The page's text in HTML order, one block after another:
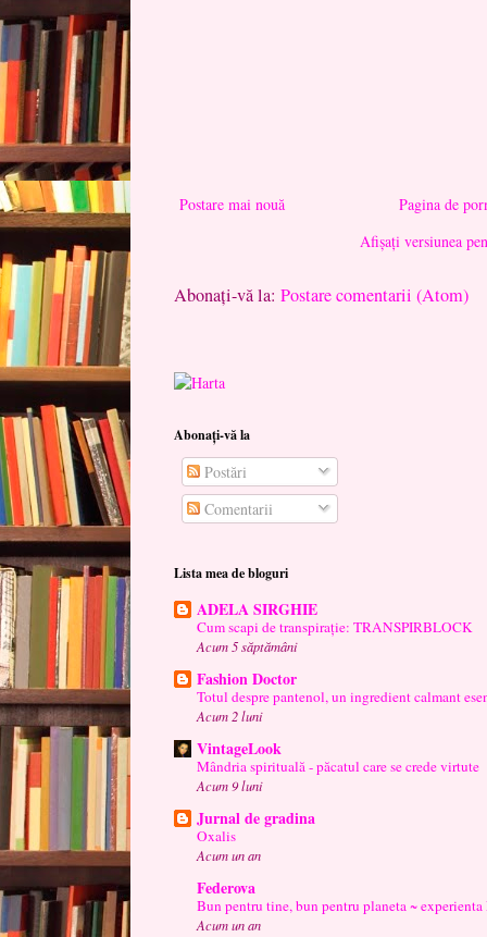
Postare mai nouă
Pagina de
Afișați versiunea
Abonați-vă la: Postare comentarii (Atom)
Abonați-vă la
Postări
Comentarii
Lista mea de bloguri
ADELA SIRGHIE
Cum scapi de transpirație: TRANSPIRBLOCK
Acum 5 săptămâni
Fashion Doctor
Totul despre pantenol, un ingredient calmant
Acum 2 luni
VintageLook
Mândria spirituală - păcatul care se crede virtute
Acum 9 luni
Jurnal de gradina
Oxalis
Acum un an
Federova
Bun pentru tine, bun pentru planeta ~ experienta
Acum un an